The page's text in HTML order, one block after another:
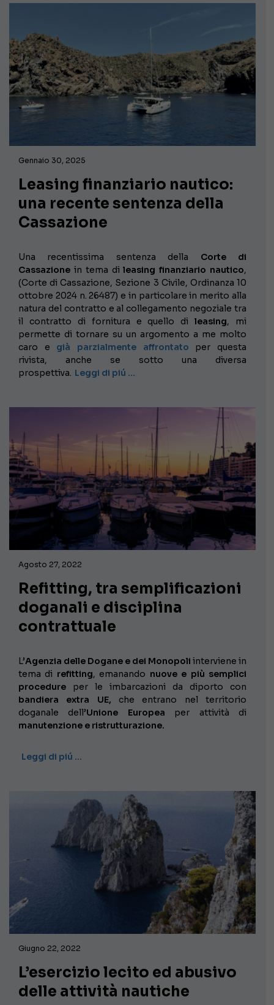
Gennaio 30, 2025
Leasing finanziario nautico:
una recente sentenza della
Cassazione
Una recentissima sentenza della Corte di
Cassazione in tema dileasing finanziario nautico,
(Corte di Cassazione, Sezione 3 Civile, Ordinanza 10
ottobre 2024 n. 26487) e in particolare in merito alla
natura del contratto e al collegamento negoziale tra
il contratto di fornitura e quello dileasing, mi
permette di tornare su un argomento a me molto
caro e già parzialmente affrontato per questa
rivista, anche se sotto una diversa
prospettiva. Leggi di piú …
Agosto 27, 2022
Refitting, tra semplificazioni
doganali e disciplina
contrattuale
L’Agenzia delle Dogane e dei Monopoli interviene in
tema di refitting, emanando nuove e più semplici
procedure per le imbarcazioni da diporto con
bandiera extra UE, che entrano nel territorio
doganale dell’Unione Europea per attività di
manutenzione e ristrutturazione.
Leggi di piú …
Giugno 22, 2022
L’esercizio lecito ed abusivo
delle attività nautiche